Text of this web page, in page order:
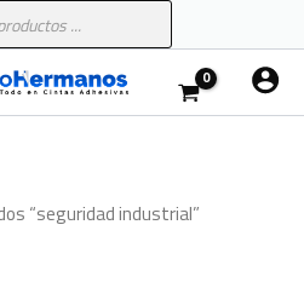
“seguridad industrial”